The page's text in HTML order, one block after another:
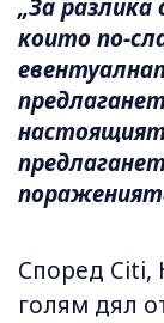
„За
които по-
Според Citi,
голям дял